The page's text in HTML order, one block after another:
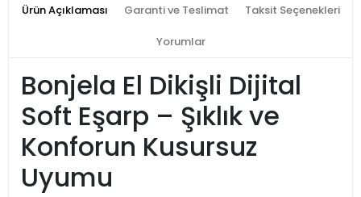
Ürün Açıklaması Garanti ve Teslimat Taksit Seçenekleri
Yorumlar
Bonjela El Dikişli Dijital
Soft Eşarp – Şıklık ve
Konforun Kusursuz
Uyumu